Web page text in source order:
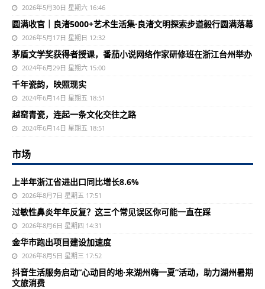
2026年5月30日 星期六 16:46
圆满收官｜良渚5000+艺术生活集·良渚文明探索步道毅行圆满落幕
2026年5月17日 星期日 12:32
茅盾文学奖获得者授课，番茄小说网络作家研修班在浙江台州举办
2024年6月29日 星期六 15:00
千年瓷韵，映照现实
2024年6月14日 星期五 18:51
越窑青瓷，连起一条文化交往之路
2024年6月14日 星期五 18:51
市场
上半年浙江省进出口同比增长8.6%
2026年8月7日 星期五 17:51
过敏性鼻炎年年反复？这三个常见误区你可能一直在踩
2026年8月6日 星期四 14:31
金华市跑出项目建设加速度
2026年8月5日 星期三 17:52
抖音生活服务启动“心动目的地·来湖州嗨一夏”活动，助力湖州暑期
文旅消费